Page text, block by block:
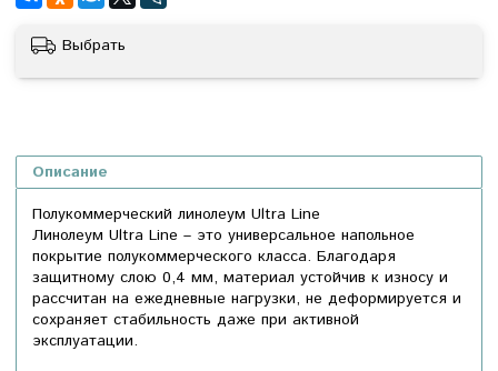
Выбрать
Описание
Полукоммерческий линолеум Ultra Line
Линолеум Ultra Line – это универсальное напольное
покрытие полукоммерческого класса. Благодаря
защитному слою 0,4 мм, материал устойчив к износу и
рассчитан на ежедневные нагрузки, не деформируется и
сохраняет стабильность даже при активной
эксплуатации.